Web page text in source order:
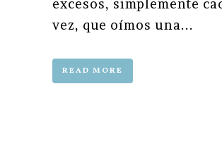
excesos, simplemente
vez, que oímos una...
READ MORE